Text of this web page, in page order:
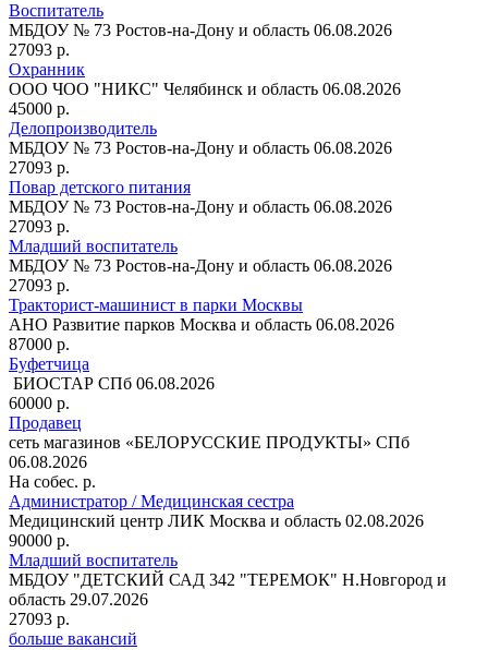
Воспитатель
МБДОУ № 73 Ростов-на-Дону и область 06.08.2026
27093 р.
Охранник
ООО ЧОО "НИКС" Челябинск и область 06.08.2026
45000 р.
Делопроизводитель
МБДОУ № 73 Ростов-на-Дону и область 06.08.2026
27093 р.
Повар детского питания
МБДОУ № 73 Ростов-на-Дону и область 06.08.2026
27093 р.
Младший воспитатель
МБДОУ № 73 Ростов-на-Дону и область 06.08.2026
27093 р.
Тракторист-машинист в парки Москвы
АНО Развитие парков Москва и область 06.08.2026
87000 р.
Буфетчица
БИОСТАР СПб 06.08.2026
60000 р.
Продавец
сеть магазинов «БЕЛОРУССКИЕ ПРОДУКТЫ» СПб
06.08.2026
На собес. р.
Администратор / Медицинская сестра
Медицинский центр ЛИК Москва и область 02.08.2026
90000 р.
Младший воспитатель
МБДОУ "ДЕТСКИЙ САД 342 "ТЕРЕМОК" Н.Новгород и
область 29.07.2026
27093 р.
больше вакансий